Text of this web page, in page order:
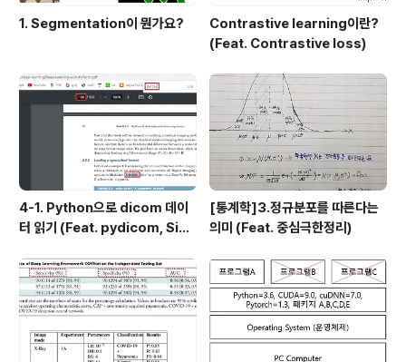
1. Segmentation이 뭔가요?
Contrastive learning이란?
(Feat. Contrastive loss)
4-1. Python으로 dicom 데이
터 읽기 (Feat. pydicom, Sim
[통계학]3.정규분포를 따른다는
의미 (Feat. 중심극한정리)